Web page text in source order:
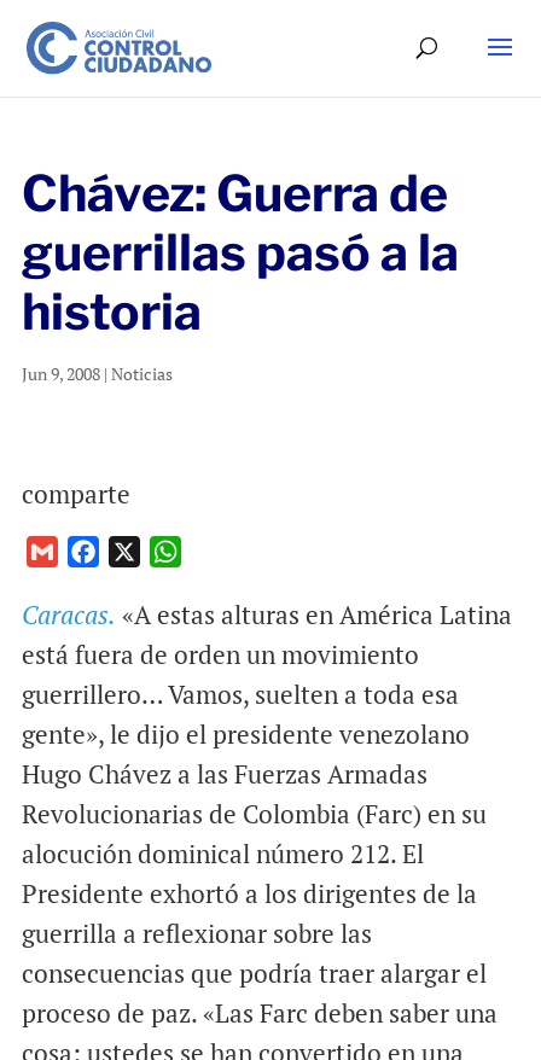
Chávez: Guerra de
guerrillas pasó a la
historia
Jun 9, 2008| Noticias
comparte
a
i
c
e
o
o
k
a
t
A
p
p
Caracas. «A estas alturas en América Latina
está fuera de orden un movimiento
guerrillero… Vamos, suelten a toda esa
gente», le dijo el presidente venezolano
Hugo Chávez a las Fuerzas Armadas
Revolucionarias de Colombia (Farc) en su
alocución dominical número 212. El
Presidente exhortó a los dirigentes de la
guerrilla a reflexionar sobre las
consecuencias que podría traer alargar el
proceso de paz. «Las Farc deben saber una
cosa: ustedes se han convertido en una